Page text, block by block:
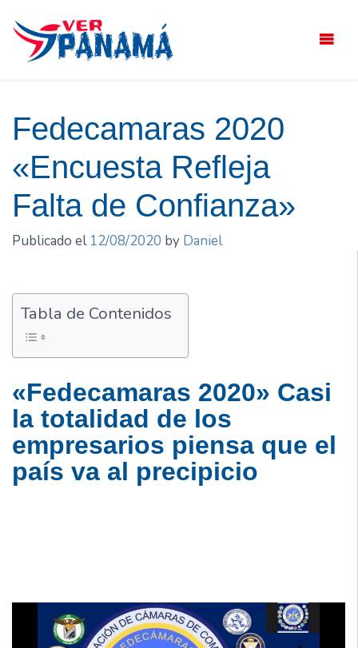
contenido
Fedecamaras 2020
«Encuesta Refleja
Falta de Confianza»
Publicado el 12/08/2020 by Daniel
Tabla de Contenidos
«Fedecamaras 2020» Casi
la totalidad de los
empresarios piensa que el
país va al precipicio